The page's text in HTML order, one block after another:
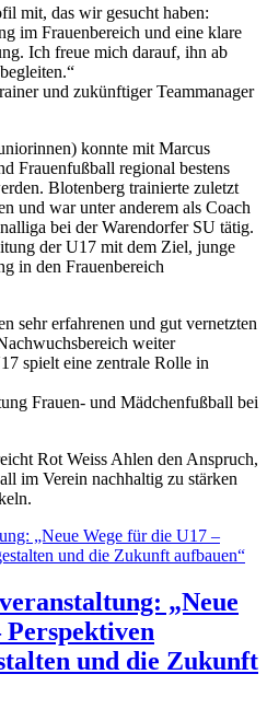
mit, das wir gesucht haben:
im Frauenbereich und eine klare
Ich freue mich darauf, ihn ab
und zukünftiger Teammanager
konnte mit Marcus
Frauenfußball regional bestens
Blotenberg trainierte zuletzt
und war unter anderem als Coach
bei der Warendorfer SU tätig.
der U17 mit dem Ziel, junge
in den Frauenbereich
sehr erfahrenen und gut vernetzten
weiter
spielt eine zentrale Rolle in
Frauen- und Mädchenfußball bei
Rot Weiss Ahlen den Anspruch,
im Verein nachhaltig zu stärken
„Neue
Perspektiven
und die Zukunft